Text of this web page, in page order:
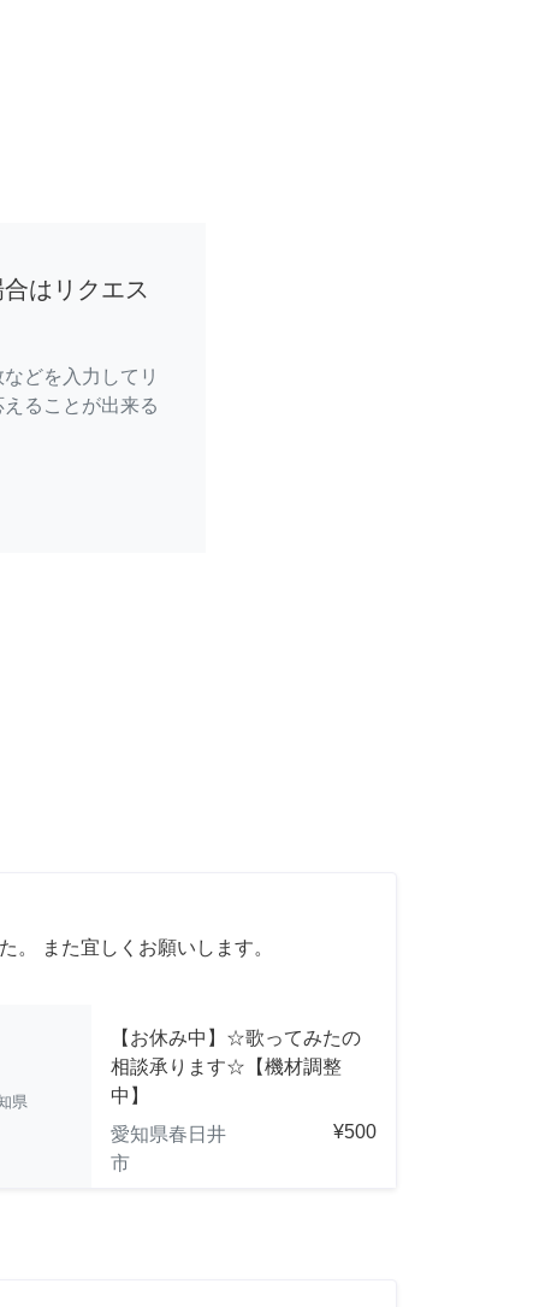
はリクエス
どを入力してリ
ることが出来る
。 また宜しくお願いします。
県
【お休み中】☆歌ってみたの
相談承ります☆【機材調整
中】
愛知県春日井
市
¥500